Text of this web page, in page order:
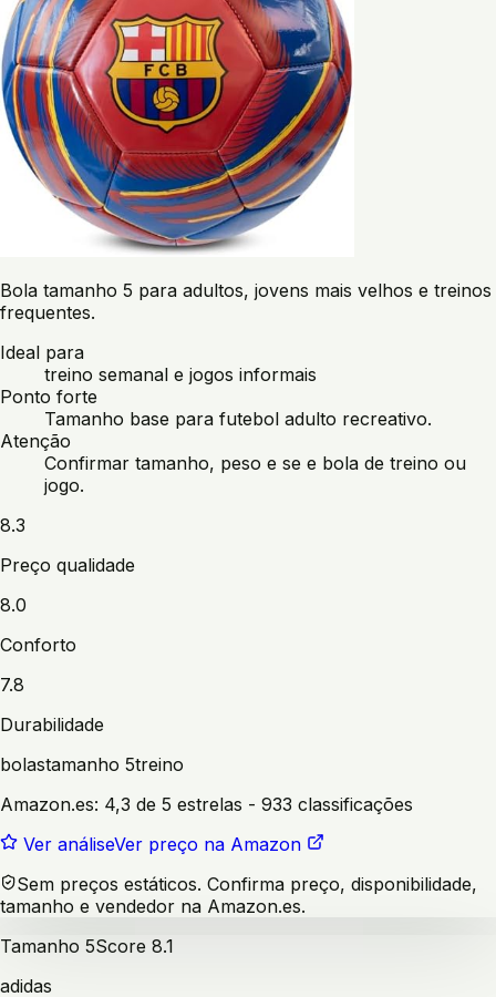
Bola tamanho 5 para adultos, jovens mais velhos e treinos
frequentes.
Ideal para
treino semanal e jogos informais
Ponto forte
Tamanho base para futebol adulto recreativo.
Atenção
Confirmar tamanho, peso e se e bola de treino ou
jogo.
8.3
Preço qualidade
8.0
Conforto
7.8
Durabilidade
bolastamanho 5treino
Amazon.es: 4,3 de 5 estrelas - 933 classificações
Ver análiseVer preço na Amazon
Sem preços estáticos. Confirma preço, disponibilidade,
tamanho e vendedor na Amazon.es.
Tamanho 5Score 8.1
adidas